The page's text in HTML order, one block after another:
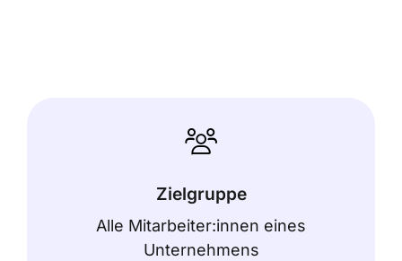
Zielgruppe
Alle Mitarbeiter:innen eines
Unternehmens